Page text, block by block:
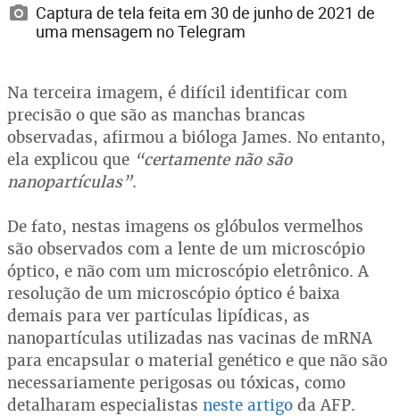
Captura de tela feita em 30 de junho de 2021 de
uma mensagem no Telegram
Na terceira imagem, é difícil identificar com
precisão o que são as manchas brancas
observadas, afirmou a bióloga James. No entanto,
ela explicou que “certamente não são
nanopartículas”.
De fato, nestas imagens os glóbulos vermelhos
são observados com a lente de um microscópio
óptico, e não com um microscópio eletrônico. A
resolução de um microscópio óptico é baixa
demais para ver partículas lipídicas, as
nanopartículas utilizadas nas vacinas de mRNA
para encapsular o material genético e que não são
necessariamente perigosas ou tóxicas, como
detalharam especialistas neste artigo da AFP.